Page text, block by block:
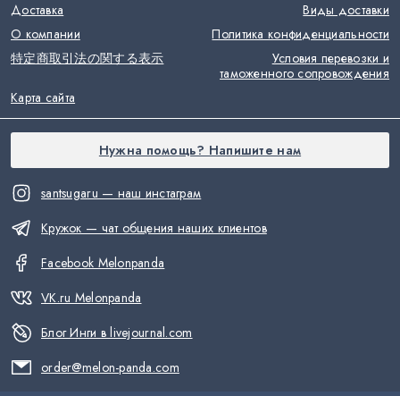
santsugaru — наш инстаграм
Кружок — чат общения наших клиентов
Facebook Melonpanda
VK.ru Melonpanda
Блог Инги в livejournal.com
order@melon-panda.com
Доставка
Виды доставки
О компании
Политика конфиденциальности
特定商取引法の関する表示
Условия перевозки и
таможенного сопровождения
Карта сайта
Нужна помощь? Напишите нам